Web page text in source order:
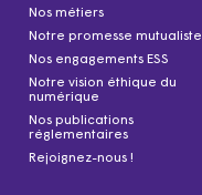
Nos métiers
Notre promesse mutualiste
Nos engagements ESS
Notre vision éthique du
numérique
Nos publications
réglementaires
Rejoignez-nous !